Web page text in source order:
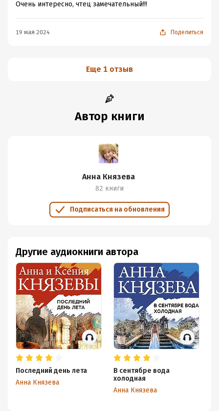
Очень интересно, чтец замечательный!!!
19 мая 2024 Поделиться
Еще 1 отзыв
Автор книги
Анна Князева
82 книги
Подписаться на обновления
Другие аудиокниги автора
Последний день лета
Анна Князева
В сентябре вода
холодная
Анна Князева